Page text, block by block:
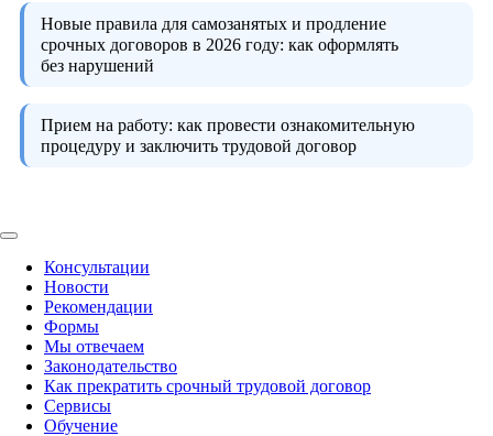
Новые правила для самозанятых и продление
срочных договоров в 2026 году: как оформлять
без нарушений
Прием на работу: как провести ознакомительную
процедуру и заключить трудовой договор
Консультации
Новости
Рекомендации
Формы
Мы отвечаем
Законодательство
Как прекратить срочный трудовой договор
Сервисы
Обучение